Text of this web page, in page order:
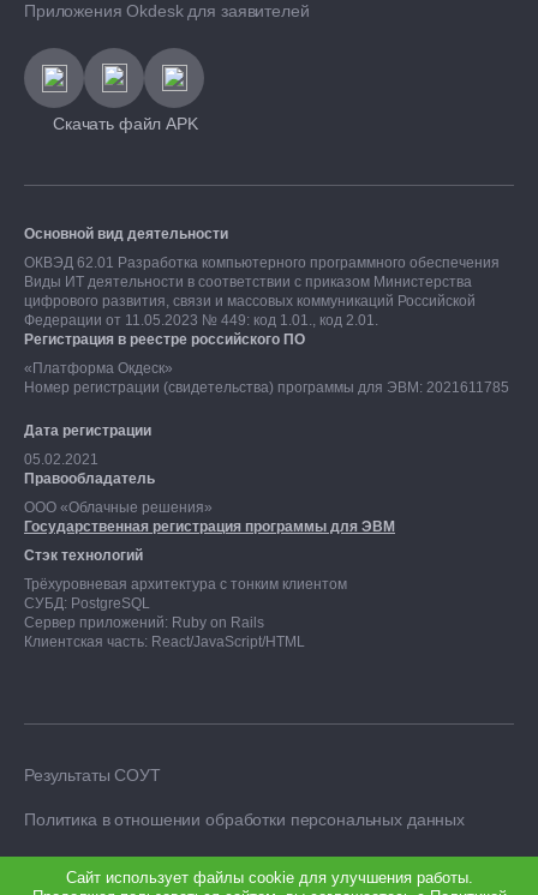
Приложения Okdesk для заявителей
Скачать файл APK
Основной вид деятельности
ОКВЭД 62.01 Разработка компьютерного программного обеспечения
Виды ИТ деятельности в соответствии с приказом Министерства
цифрового развития, связи и массовых коммуникаций Российской
Федерации от 11.05.2023 № 449: код 1.01., код 2.01.
Регистрация в реестре российского ПО
«Платформа Окдеск»
Номер регистрации (свидетельства) программы для ЭВМ: 2021611785
Дата регистрации
05.02.2021
Правообладатель
ООО «Облачные решения»
Государственная регистрация программы для ЭВМ
Стэк технологий
Трёхуровневая архитектура с тонким клиентом
СУБД: PostgreSQL
Сервер приложений: Ruby on Rails
Клиентская часть: React/JavaScript/HTML
Результаты СОУТ
Политика в отношении обработки персональных данных
Сайт использует файлы cookie для улучшения работы.